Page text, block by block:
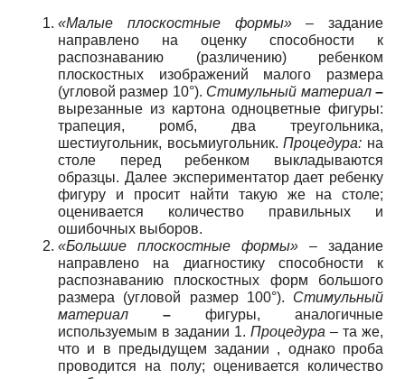
«Малые плоскостные формы»– задание
направлено на оценку способности к
распознаванию (различению) ребенком
плоскостных изображений малого размера
(угловой размер 10°). Стимульный материал –
вырезанные из картона одноцветные фигуры:
трапеция, ромб, два треугольника,
шестиугольник, восьмиугольник.Процедура: на
столе перед ребенком выкладываются
образцы. Далее экспериментатор дает ребенку
фигуру и просит найти такую же на столе;
оценивается количество правильных и
ошибочных выборов.
«Большие плоскостные формы» – задание
направлено на диагностику способности к
распознаванию плоскостных форм большого
размера (угловой размер 100°). Стимульный
материал
– фигуры, аналогичные
используемым в задании 1. Процедура – та же,
что и в предыдущем задании , однако проба
проводится на полу; оценивается количество